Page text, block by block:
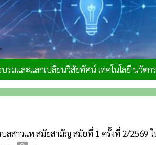
บรมและแลกเปลี่ยนวิสัยทัศน์ เทคโนโลยี นวั
ลสาวแห สมัยสามัญ สมัยที่ 1 ครั้งที่ 2/2569